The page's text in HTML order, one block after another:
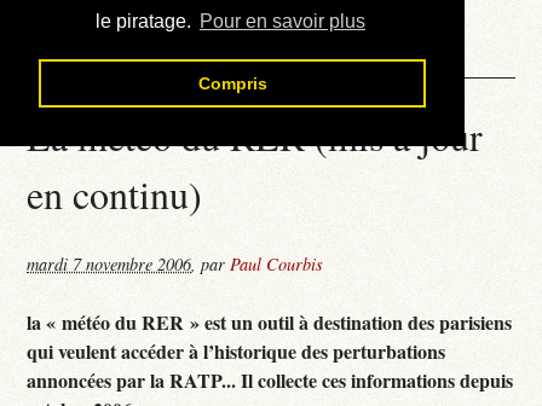
le piratage. Pour en savoir plus
Compris
Contact
La météo du RER (mis à jour
en continu)
mardi 7 novembre 2006,parPaul Courbis
la « météo du RER » est un outil à destination des parisiens
qui veulent accéder à l’historique des perturbations
annoncées par la RATP... Il collecte ces informations depuis